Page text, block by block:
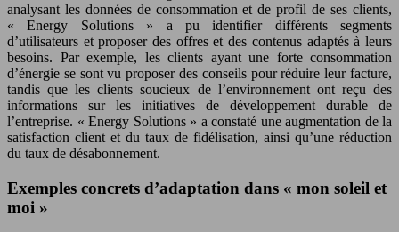
analysant les données de consommation et de profil de ses clients,
« Energy Solutions » a pu identifier différents segments
d’utilisateurs et proposer des offres et des contenus adaptés à leurs
besoins. Par exemple, les clients ayant une forte consommation
d’énergie se sont vu proposer des conseils pour réduire leur facture,
tandis que les clients soucieux de l’environnement ont reçu des
informations sur les initiatives de développement durable de
l’entreprise. « Energy Solutions » a constaté une augmentation de la
satisfaction client et du taux de fidélisation, ainsi qu’une réduction
du taux de désabonnement.
Exemples concrets d’adaptation dans « mon soleil et
moi »